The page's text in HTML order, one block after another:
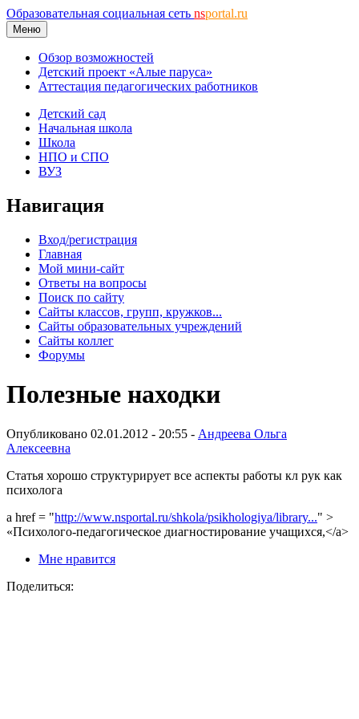
Образовательная социальная сеть nsportal.ru
Меню
Обзор возможностей
Детский проект «Алые паруса»
Аттестация педагогических работников
Детский сад
Начальная школа
Школа
НПО и СПО
ВУЗ
Навигация
Вход/регистрация
Главная
Мой мини-сайт
Ответы на вопросы
Поиск по сайту
Сайты классов, групп, кружков...
Сайты образовательных учреждений
Сайты коллег
Форумы
Полезные находки
Опубликовано 02.01.2012 - 20:55 - Андреева Ольга
Алексеевна
Статья хорошо структурирует все аспекты работы кл рук как
психолога
a href = "http://www.nsportal.ru/shkola/psikhologiya/library..." >
«Психолого-педагогическое диагностирование учащихся,</a>
Мне нравится
Поделиться: